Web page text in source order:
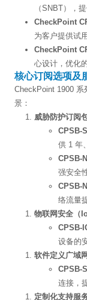
（SNBT），
CheckPoint
为客户提供试
CheckPoint
心设计，优化
核心订阅选项及
CheckPoint 1900 系
景：
威胁防护订阅
CPSB-
供 1 年
CPSB-
强安全
CPSB-
络流量
物联网安全（
CPSB-
设备的
软件定义广域
CPSB-
连接，
定制化支持服